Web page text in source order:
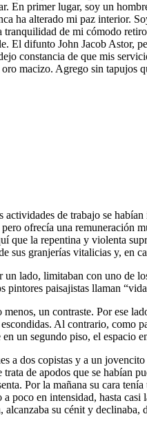
En primer lugar, soy un
ha alterado mi paz interior.
de mi cómodo
El difunto John Jacob Astor,
constancia de que mis
macizo. Agrego sin
actividades de trabajo se
ofrecía una remuneración
que la repentina y violenta
sus granjerías vitalicias y, en
lado, limitaban con uno de
pintores paisajistas llaman
un contraste. Por ese
Al contrario, como
un segundo piso, el espacio
a dos copistas y a un
de apodos que se
Por la mañana su cara
poco en intensidad, hasta
su cénit y